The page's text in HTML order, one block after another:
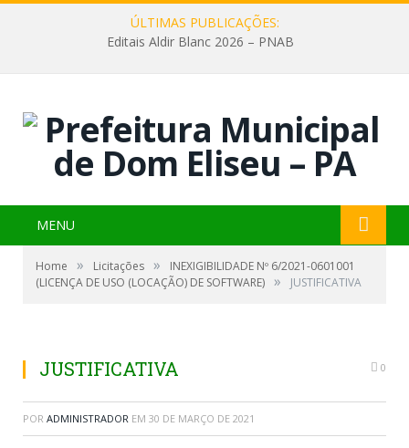
ÚLTIMAS PUBLICAÇÕES:
Editais Aldir Blanc 2026 – PNAB
MENU
Home » Licitações »
INEXIGIBILIDADE Nº 6/2021-0601001
(LICENÇA DE USO (LOCAÇÃO) DE SOFTWARE) » JUSTIFICATIVA
JUSTIFICATIVA 0
POR ADMINISTRADOR EM 30 DE MARÇO DE 2021